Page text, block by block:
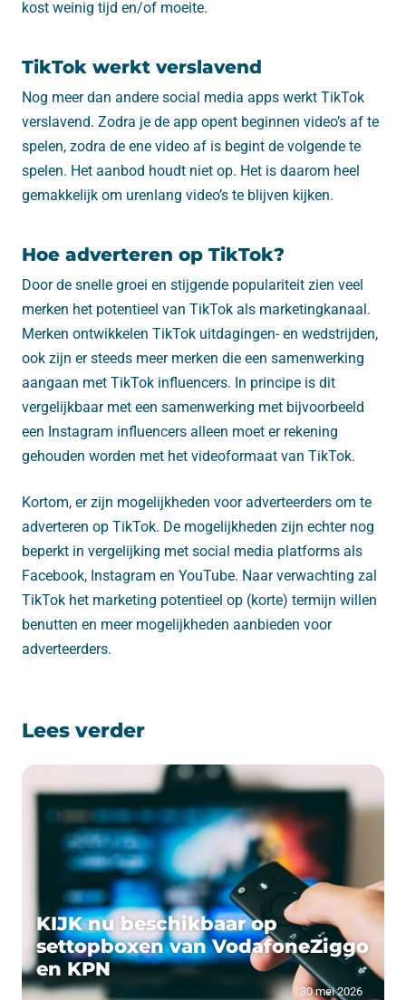
kost weinig tijd en/of moeite.
TikTok werkt verslavend
Nog meer dan andere social media apps werkt TikTok
verslavend. Zodra je de app opent beginnen video’s af te
spelen, zodra de ene video af is begint de volgende te
spelen. Het aanbod houdt niet op. Het is daarom heel
gemakkelijk om urenlang video’s te blijven kijken.
Hoe adverteren op TikTok?
Door de snelle groei en stijgende populariteit zien veel
merken het potentieel van TikTok als marketingkanaal.
Merken ontwikkelen TikTok uitdagingen- en wedstrijden,
ook zijn er steeds meer merken die een samenwerking
aangaan met TikTok influencers. In principe is dit
vergelijkbaar met een samenwerking met bijvoorbeeld
een Instagram influencers alleen moet er rekening
gehouden worden met het videoformaat van TikTok.
Kortom, er zijn mogelijkheden voor adverteerders om te
adverteren op TikTok. De mogelijkheden zijn echter nog
beperkt in vergelijking met social media platforms als
Facebook, Instagram en YouTube. Naar verwachting zal
TikTok het marketing potentieel op (korte) termijn willen
benutten en meer mogelijkheden aanbieden voor
adverteerders.
Lees verder
KIJK nu beschikbaar op
settopboxen van VodafoneZiggo
en KPN
30 mei 2026